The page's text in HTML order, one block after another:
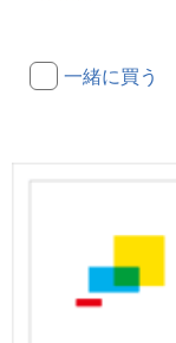
一緒に買う